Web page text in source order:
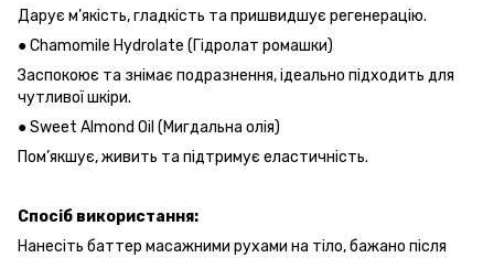
Дарує м’якість, гладкість та пришвидшує регенерацію.
● Chamomile Hydrolate (Гідролат ромашки)
Заспокоює та знімає подразнення, ідеально підходить для
чутливої шкіри.
● Sweet Almond Oil (Мигдальна олія)
Пом’якшує, живить та підтримує еластичність.
Спосіб використання:
Нанесіть баттер масажними рухами на тіло, бажано після